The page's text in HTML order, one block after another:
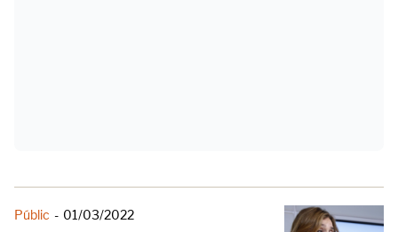
Públic - 01/03/2022